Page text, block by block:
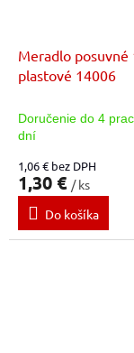
Meradlo posuvné
plastové 14006
Doručenie do 4
dní
1,06 € bez DPH
1,30 € / ks
Do košíka